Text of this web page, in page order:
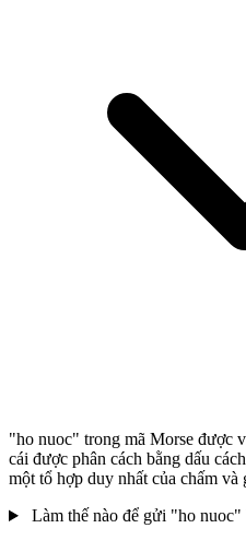
"ho nuoc" trong mã Morse được
cái được phân cách bằng dấu
một tổ hợp duy nhất của chấm và
Làm thế nào để gửi "ho nuoc"